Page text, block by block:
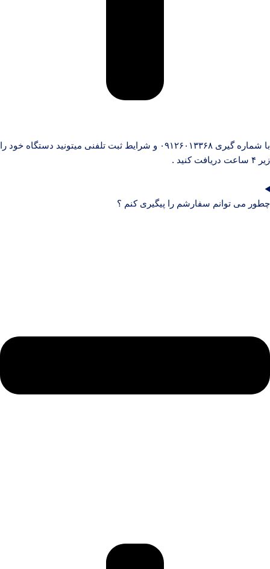
با شماره گیری ۰۹۱۲۶۰۱۳۳۶۸ و شرایط ثبت تلفنی میتونید دستگاه خود را
زیر ۴ ساعت دریافت کنید .
چطور می توانم سفارشم را پیگیری کنم ؟